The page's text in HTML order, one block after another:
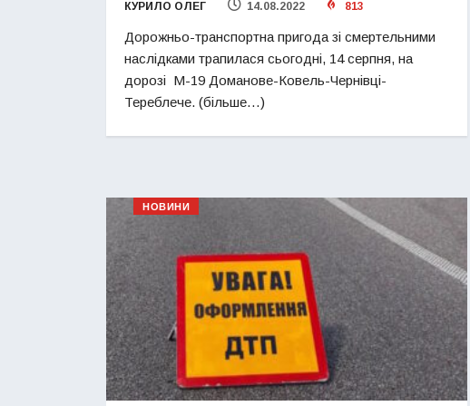
КУРИЛО ОЛЕГ 14.08.2022 813
Дорожньо-транспортна пригода зі смертельними
наслідками трапилася сьогодні, 14 серпня, на
дорозі М-19 Доманове-Ковель-Чернівці-
Тереблече. (більше…)
НОВИНИ